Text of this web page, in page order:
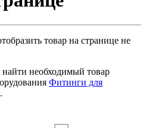
товар на странице не
необходимый товар
Фитинги для
.